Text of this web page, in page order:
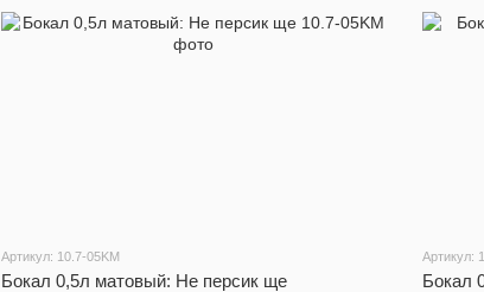
Артикул: 10.7-05KM
Бокал 0,5л матовый: Не персик ще
Артикул:
Бокал